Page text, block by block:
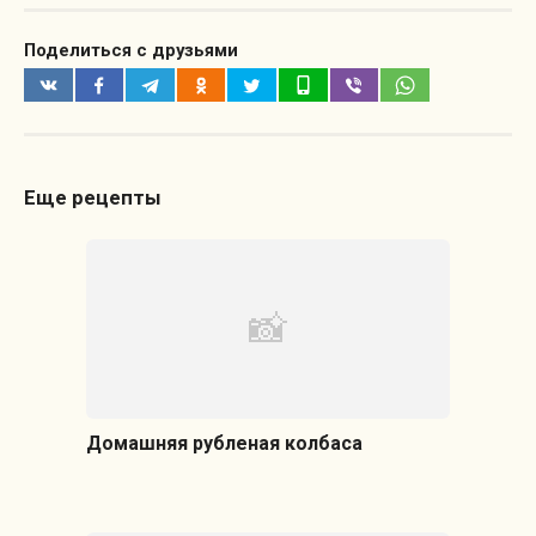
Поделиться с друзьями
Еще рецепты
Домашняя рубленая колбаса